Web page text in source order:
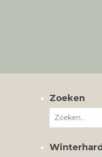
Zoeken
Winterhard